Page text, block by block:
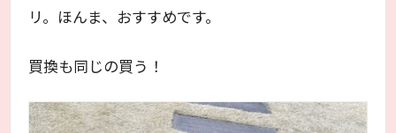
リ。ほんま、おすすめです。
買換も同じの買う！